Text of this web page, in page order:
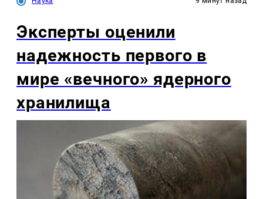
Эксперты оценили
надежность первого в
мире «вечного» ядерного
хранилища